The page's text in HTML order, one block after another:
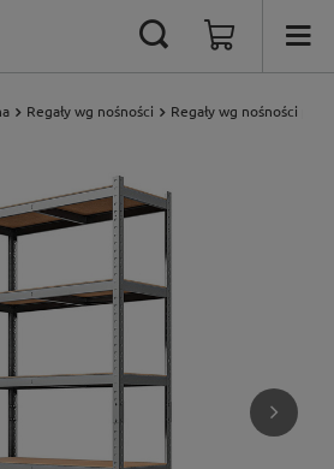
Regały wg nośności Regały wg nośności półki